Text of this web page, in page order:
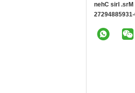
Mrs. Iris Chen
0086-